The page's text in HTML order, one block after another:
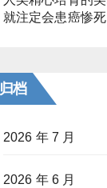
就注定会患癌惨死
归档
2026 年 7 月
2026 年 6 月